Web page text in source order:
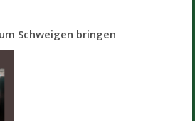
Schweigen bringen